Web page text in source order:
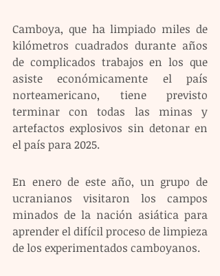
Camboya, que ha limpiado miles de
kilómetros cuadrados durante años
de complicados trabajos en los que
asiste económicamente el país
norteamericano, tiene previsto
terminar con todas las minas y
artefactos explosivos sin detonar en
el país para 2025.
En enero de este año, un grupo de
ucranianos visitaron los campos
minados de la nación asiática para
aprender el difícil proceso de limpieza
de los experimentados camboyanos.